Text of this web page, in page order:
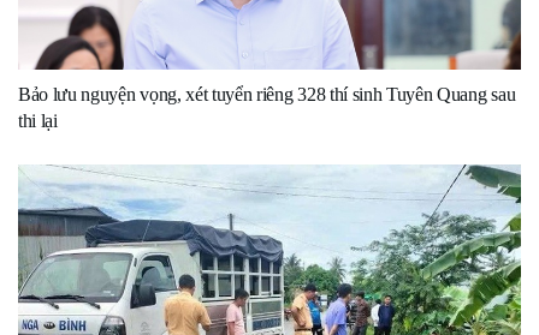
Bảo lưu nguyện vọng, xét tuyển riêng 328 thí sinh Tuyên Quang sau
thi lại